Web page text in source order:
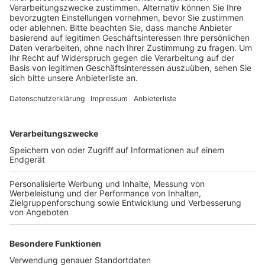
Veröffentlicht:Samstag, 11.03.2023 09:44
Anzeige
dann auch ein bis zweimal die Woche am Beet
mitarbeiten. So sollen die Kinder schon früh an
regionale und saisonale Lebensmittel herangeführt
werden und lernen, wie diese produziert werden und
welche Arbeit dahinter steckt. Interessierte können
sich aktuell noch bei dem Familienbüro der Stadt
Hürth anmelden – am 3. April soll das Projekt dann
starten.
Anzeige